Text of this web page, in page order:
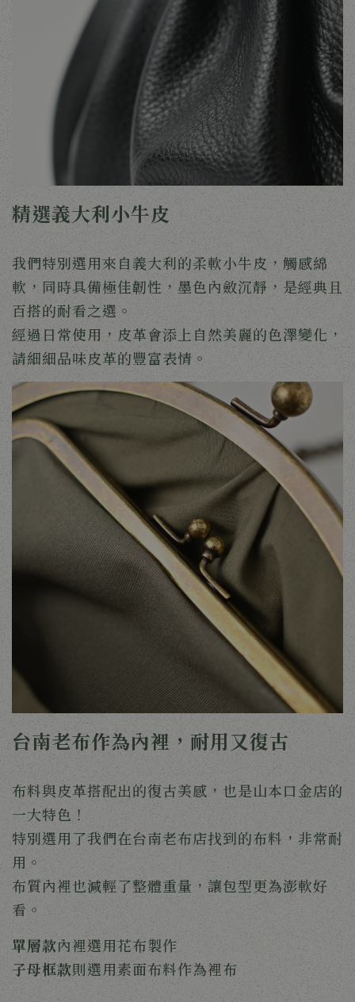
精選義大利小牛皮
我們特別選用來自義大利的柔軟小牛皮，觸感綿
軟，同時具備極佳韌性，墨色內斂沉靜，是經典且
百搭的耐看之選。
經過日常使用，皮革會添上自然美麗的色澤變化，
請細細品味皮革的豐富表情。
台南老布作為內裡，耐用又復古
布料與皮革搭配出的復古美感，也是山本口金店的
一大特色！
特別選用了我們在台南老布店找到的布料，非常耐
用。
布質內裡也減輕了整體重量，讓包型更為澎軟好
看。
單層款內裡選用花布製作
子母框款則選用素面布料作為裡布